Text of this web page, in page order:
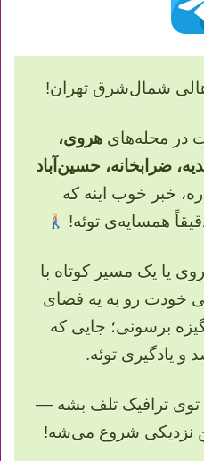
شمال‌شرق تهران!
در محله‌هایهروی،
ضرابخانه، حسین‌آباد
خبر خوب اینه که
همسایه‌ی توئه!
یا یک مسیر کوتاه با
خودت رو به یه فضای
برسونی؛ جایی که
و یادگیری توئه.
توی ترافیک تلف بشه —
نزدیکی شروع می‌شه!